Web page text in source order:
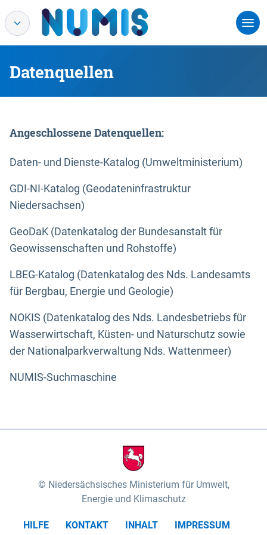
Datenquellen
Angeschlossene Datenquellen:
Daten- und Dienste-Katalog (Umweltministerium)
GDI-NI-Katalog (Geodateninfrastruktur
Niedersachsen)
GeoDaK (Datenkatalog der Bundesanstalt für
Geowissenschaften und Rohstoffe)
LBEG-Katalog (Datenkatalog des Nds. Landesamts
für Bergbau, Energie und Geologie)
NOKIS (Datenkatalog des Nds. Landesbetriebs für
Wasserwirtschaft, Küsten- und Naturschutz sowie
der Nationalparkverwaltung Nds. Wattenmeer)
NUMIS-Suchmaschine
Niedersächsisches Ministerium für Umwelt,
Energie und Klimaschutz
HILFE KONTAKT INHALT
IMPRESSUM